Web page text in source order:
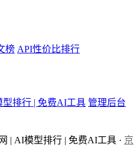
榜 API性价比排行
型排行 | 免费AI工具 管理后台
| AI模型排行 | 免费AI工具 · 京